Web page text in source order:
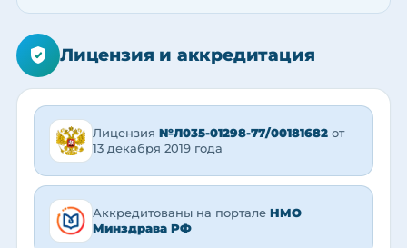
Лицензия и аккредитация
Лицензия №Л035-01298-77/00181682 от
13 декабря 2019 года
Аккредитованы на портале НМО
Минздрава РФ